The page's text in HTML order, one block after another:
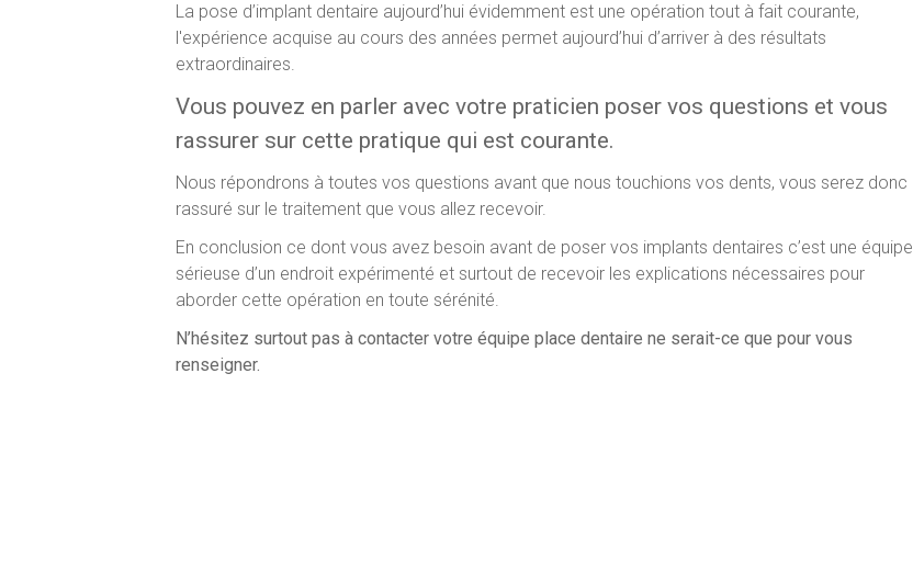
La pose d’implant dentaire aujourd’hui évidemment est une opération tout à fait courante,
l'expérience acquise au cours des années permet aujourd’hui d’arriver à des résultats
extraordinaires.
Vous pouvez en parler avec votre praticien poser vos questions et vous
rassurer sur cette pratique qui est courante.
Nous répondrons à toutes vos questions avant que nous touchions vos dents, vous serez donc
rassuré sur le traitement que vous allez recevoir.
En conclusion ce dont vous avez besoin avant de poser vos implants dentaires c’est une équipe
sérieuse d’un endroit expérimenté et surtout de recevoir les explications nécessaires pour
aborder cette opération en toute sérénité.
N’hésitez surtout pas à contacter votre équipe place dentaire ne serait-ce que pour vous
renseigner.